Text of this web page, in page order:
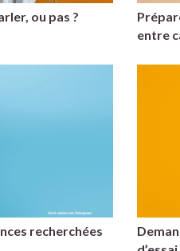
ou pas ?
entre
recherchées